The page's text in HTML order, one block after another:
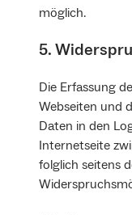
möglich.
5.
Die Erfassung
Webseiten und
Daten in den
Internetseite
folglich seitens